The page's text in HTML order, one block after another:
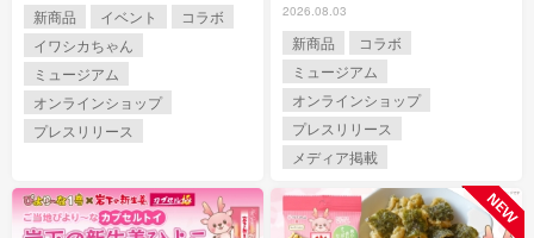
新商品 イベント
コラボ
イワシカちゃん
ミュージアム
オンラインショップ
プレスリリース
2026.08.03
新商品
コラボ
ミュージアム
オンラインショップ
プレスリリース
メディア掲載